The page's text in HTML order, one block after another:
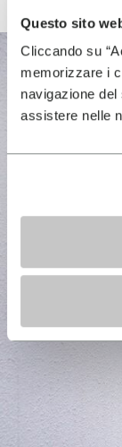
Questo sito
Cliccando su
memorizzare i
navigazione
assistere nelle